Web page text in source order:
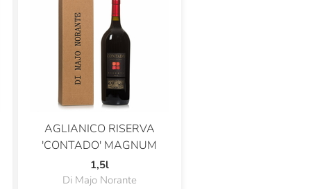
AGLIANICO RISERVA
'CONTADO' MAGNUM
1,5l
Di Majo Norante